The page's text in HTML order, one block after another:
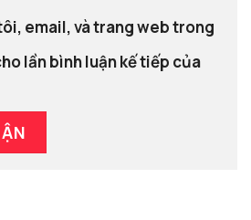
email, và trang web trong
lần bình luận kế tiếp của